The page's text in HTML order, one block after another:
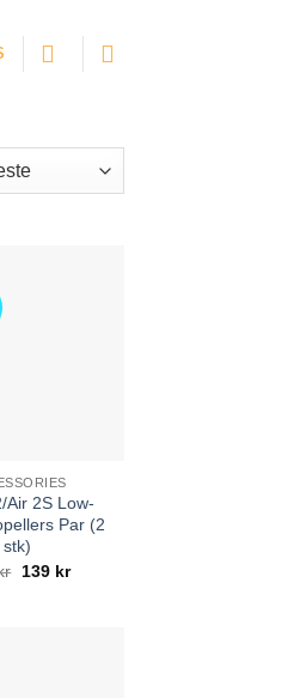
Air 2S Low-
Par (2
stk)
Opprinnelig
139 krNåværende